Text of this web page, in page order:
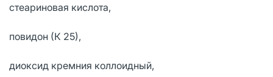
стеариновая кислота,
повидон (К 25),
диоксид кремния коллоидный,